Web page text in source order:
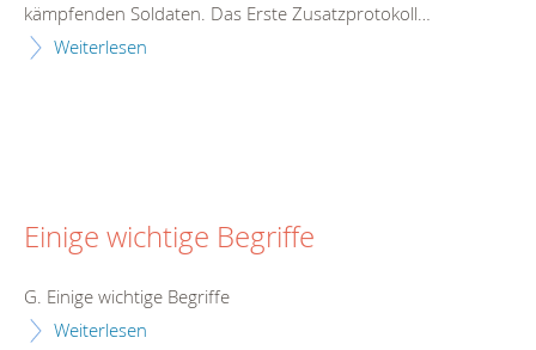
kämpfenden Soldaten. Das Erste Zusatzprotokoll…
Weiterlesen
Einige wichtige Begriffe
G. Einige wichtige Begriffe
Weiterlesen